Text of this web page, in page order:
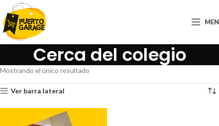
Cerca del colegio
Mostrando el único resultado
Ver barra lateral